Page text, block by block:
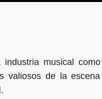
musical como
valiosos de la escena
.